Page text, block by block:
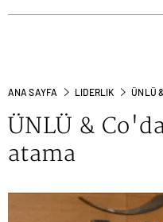
ANA SAYFA LIDERLIK ÜNLÜ
ÜNLÜ &
atama